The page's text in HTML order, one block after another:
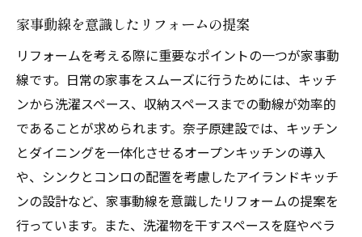
家事動線を意識したリフォームの提案
リフォームを考える際に重要なポイントの一つが家事動
線です。日常の家事をスムーズに行うためには、キッチ
ンから洗濯スペース、収納スペースまでの動線が効率的
であることが求められます。奈子原建設では、キッチン
とダイニングを一体化させるオープンキッチンの導入
や、シンクとコンロの配置を考慮したアイランドキッチ
ンの設計など、家事動線を意識したリフォームの提案を
行っています。また、洗濯物を干すスペースを庭やベラ